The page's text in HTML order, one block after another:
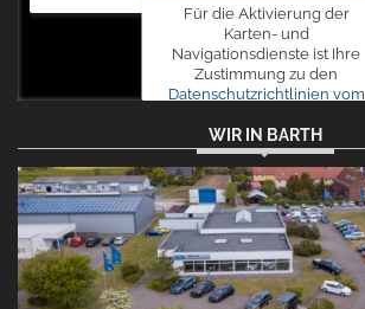
Für die Aktivierung der
Karten- und
Navigationsdienste ist Ihre
Zustimmung zu den
Datenschutzrichtlinien vom
erforderlich.
Zustimmen
und
aktivieren
WIR IN BARTH